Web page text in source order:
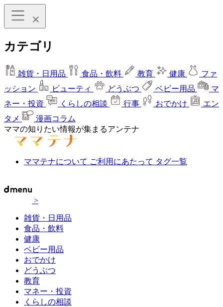
カテゴリ
雑貨・日用品 食品・飲料 教育 健康
ファ
ッション
ビューティ どうぶつ ベビー用品
マ
ネー・投資
くらしの相談 行事 おでかけ
エン
タメ
漫画コラム
ママの知りたい情報が集まるアンテナ
ママテナについて ご利用にあたって タグ一覧
>
雑貨・日用品
食品・飲料
健康
ベビー用品
おでかけ
どうぶつ
教育
マネー・投資
くらしの相談